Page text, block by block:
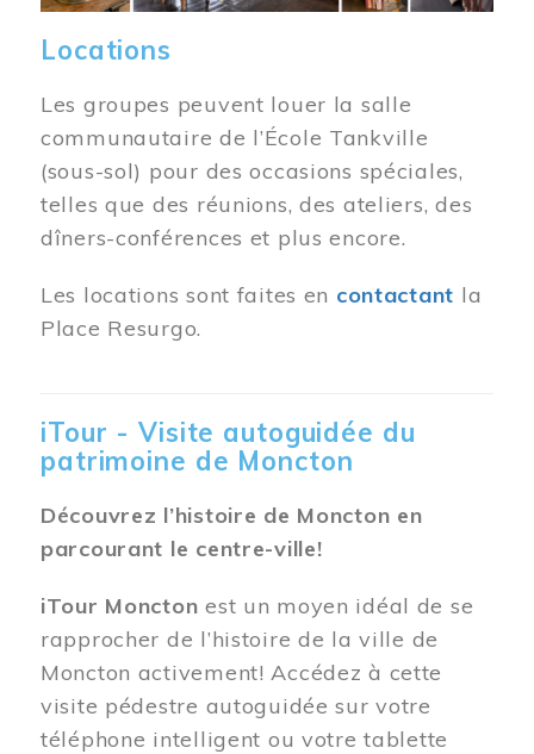
Locations
Les groupes peuvent louer la salle
communautaire de l’École Tankville
(sous-sol) pour des occasions spéciales,
telles que des réunions, des ateliers, des
dîners-conférences et plus encore.
Les locations sont faites en contactant la
Place Resurgo.
iTour - Visite autoguidée du
patrimoine de Moncton
Découvrez l’histoire de Moncton en
parcourant le centre-ville!
iTour Moncton est un moyen idéal de se
rapprocher de l’histoire de la ville de
Moncton activement! Accédez à cette
visite pédestre autoguidée sur votre
téléphone intelligent ou votre tablette